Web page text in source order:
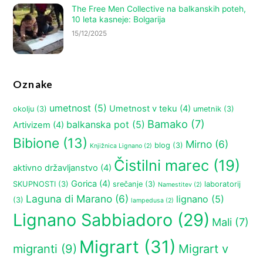
The Free Men Collective na balkanskih poteh,
10 leta kasneje: Bolgarija
15/12/2025
Oznake
okolju (3) umetnost (5) Umetnost v teku (4) umetnik (3)
Artivizem (4) balkanska pot (5) Bamako (7)
Bibione (13) Knjižnica Lignano (2) blog (3) Mirno (6)
aktivno državljanstvo (4) Čistilni marec (19)
SKUPNOSTI (3) Gorica (4) srečanje (3) Namestitev (2) laboratorij
(3) Laguna di Marano (6) lampedusa (2) lignano (5)
Lignano Sabbiadoro (29) Mali (7)
migranti (9) Migrart (31) Migrart v